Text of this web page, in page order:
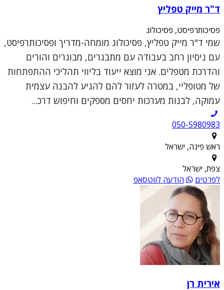
ד"ר מייק טפליץ
פסיכותרפיסט, פסיכולוג
שמי ד"ר מייק טפליץ, פסיכולוג מומחה-מדריך ופסיכותרפיסט,
עם ניסיון רחב בעבודה עם מתבגרים, מבוגרים והורים
והדרכת מטפלים. אני מוצא ייעוד בליווי תהליכי ההתפתחות
של מטופליי, במטרה לעזור להם להגיע להבנה עצמית
עמוקה, לבנות מערכות יחסים מספקים וחיפוש דרכ...
050-5980983
ראש פינה, ישראל
צפת, ישראל
לפרטים
הודעה לווטסאפ
אירית רן